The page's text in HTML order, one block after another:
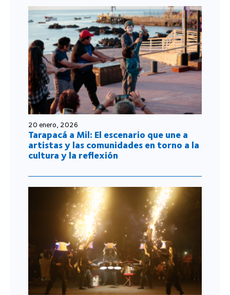
20 enero, 2026
Tarapacá a Mil: El escenario que une a
artistas y las comunidades en torno a la
cultura y la reflexión